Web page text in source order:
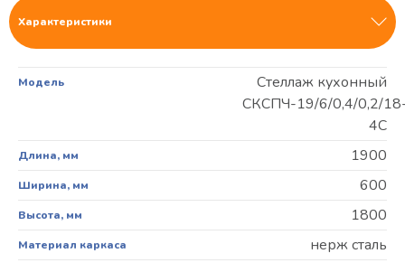
Характеристики
Модель
Стеллаж кухонный
СКСПЧ-19/6/0,4/0,2/
4С
Длина, мм 1900
Ширина, мм 600
Высота, мм 1800
Материал каркаса нерж сталь